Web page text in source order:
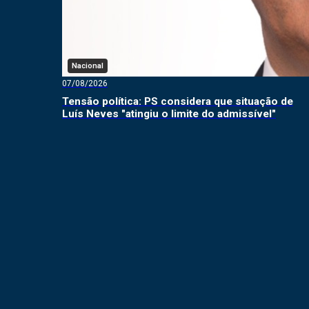
Nacional
07/08/2026
Tensão política: PS considera que situação de
Luís Neves "atingiu o limite do admissível"